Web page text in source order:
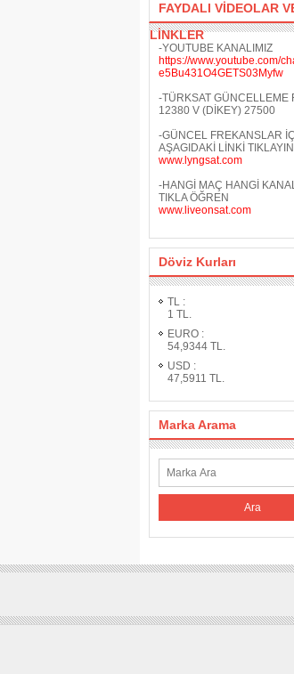
FAYDALI VİDEOLAR
LİNKLER
-YOUTUBE KANALIMIZ
https://www.youtube.com/
e5Bu431O4GETS03Myfw
-TÜRKSAT GÜNCELLEME
12380 V (DİKEY) 27500
-GÜNCEL FREKANSLAR
AŞAGIDAKİ LİNKİ TIKLAYIN
www.lyngsat.com
-HANGİ MAÇ HANGİ
TIKLA ÖĞREN
www.liveonsat.com
Döviz Kurları
TL :
1 TL.
EURO :
54,9344 TL.
USD :
47,5911 TL.
Marka Arama
Ara